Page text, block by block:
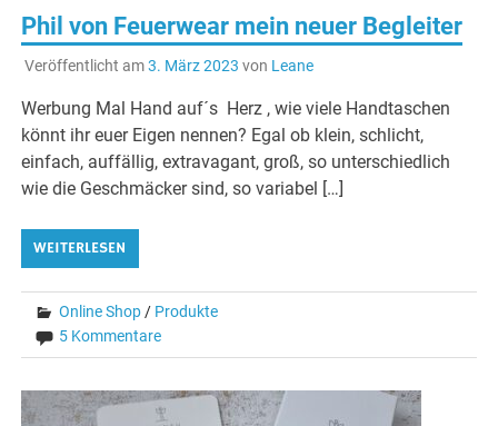
Phil von Feuerwear mein neuer Begleiter
Veröffentlicht am3. März 2023 von Leane
Werbung Mal Hand auf´s Herz , wie viele Handtaschen
könnt ihr euer Eigen nennen? Egal ob klein, schlicht,
einfach, auffällig, extravagant, groß, so unterschiedlich
wie die Geschmäcker sind, so variabel […]
WEITERLESEN
Online Shop / Produkte
5 Kommentare